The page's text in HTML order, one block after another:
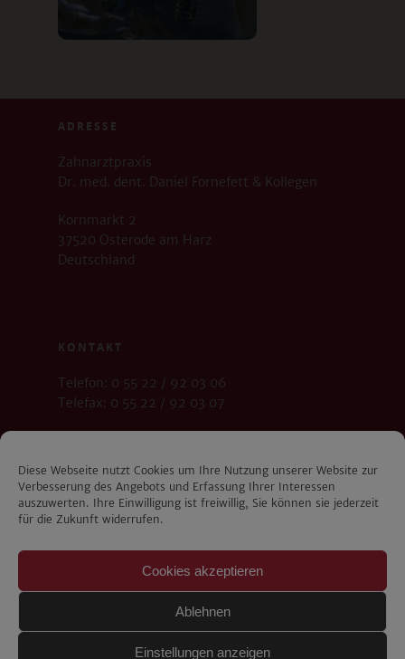
Diese Webseite nutzt Cookies um Ihre Nutzung unserer Website zur
Verbesserung des Angebots und Erfassung Ihrer Interessen
auszuwerten. Ihre Einwilligung ist freiwillig, Sie können sie jederzeit
für die Zukunft widerrufen.
Cookies akzeptieren
Ablehnen
Einstellungen anzeigen
ADRESSE
Zahnarztpraxis
Dr. med. dent. Daniel Fornefett & Kollegen
Kornmarkt 2
37520 Osterode am Harz
Deutschland
KONTAKT
Telefon: 0 55 22 / 92 03 06
Telefax: 0 55 22 / 92 03 07
SPRECHZEITEN
Montag-Freitag 8:00-19:00 Uhr